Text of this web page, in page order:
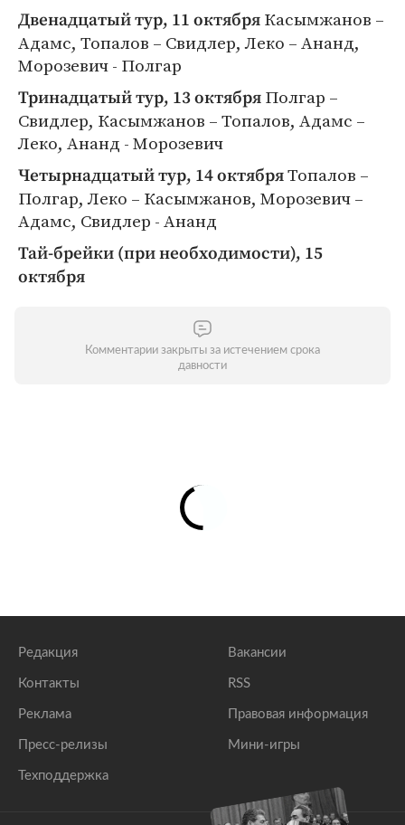
Двенадцатый тур, 11 октября Касымжанов –
Адамс, Топалов – Свидлер, Леко – Ананд,
Морозевич - Полгар
Тринадцатый тур, 13 октября Полгар –
Свидлер, Касымжанов – Топалов, Адамс –
Леко, Ананд - Морозевич
Четырнадцатый тур, 14 октябряТопалов –
Полгар, Леко – Касымжанов, Морозевич –
Адамс, Свидлер - Ананд
Тай-брейки (при необходимости), 15
октября
Комментарии закрыты за истечением срока
давности
Редакция
Контакты
Реклама
Пресс-релизы
Техподдержка
Вакансии
RSS
Правовая информация
Мини-игры